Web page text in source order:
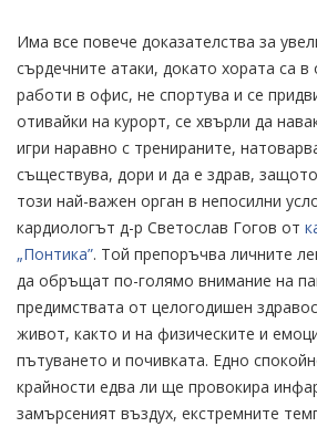
Има все повече доказателства за
сърдечните атаки, докато хората са в
работи в офис, не спортува и се
отивайки на курорт, се хвърли да
игри наравно с тренираните,
съществува, дори и да е здрав,
този най-важен орган в непосилни
кардиологът д-р Светослав Гогов от
„Понтика”. Той препоръчва личните
да обръщат по-голямо внимание на
предимствата от целогодишен
живот, както и на физическите и
пътуването и почивката. Едно
крайности едва ли ще провокира
замърсеният въздух, екстремните